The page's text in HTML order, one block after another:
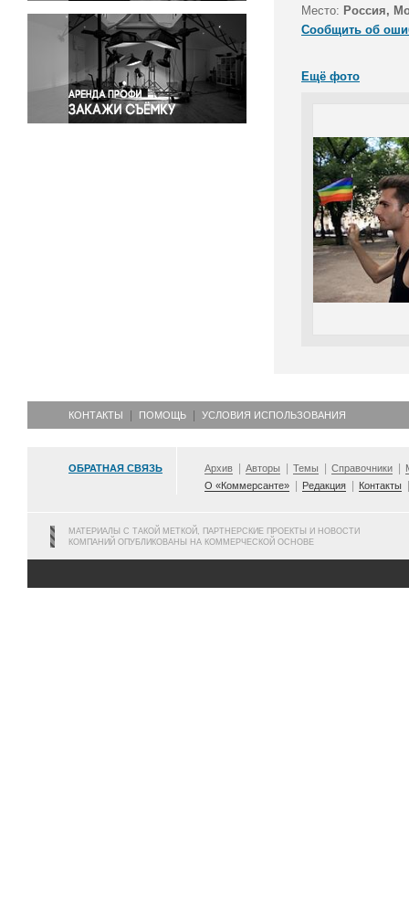
Светская жизнь
Спорт
Экология
Экономика и бизнес
Место: Россия,
Сообщить об
Ещё фото
КОНТАКТЫ ПОМОЩЬ УСЛОВИЯ ИСПОЛЬЗОВАНИЯ
ОБРАТНАЯ СВЯЗЬ Архив Авторы Темы Справочники
О «Коммерсанте»
Редакция Контакты
МАТЕРИАЛЫ С ТАКОЙ МЕТКОЙ, ПАРТНЕРСКИЕ ПРОЕКТЫ И НОВОСТИ
КОМПАНИЙ ОПУБЛИКОВАНЫ НА КОММЕРЧЕСКОЙ ОСНОВЕ